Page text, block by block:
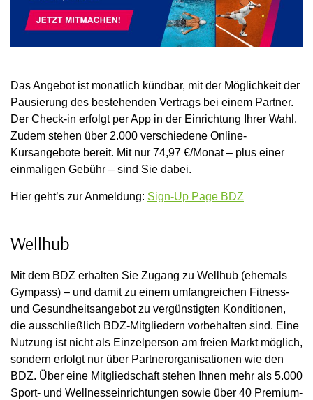
Das Angebot ist monatlich kündbar, mit der Möglichkeit der
Pausierung des bestehenden Vertrags bei einem Partner.
Der Check-in erfolgt per App in der Einrichtung Ihrer Wahl.
Zudem stehen über 2.000 verschiedene Online-
Kursangebote bereit. Mit nur 74,97 €/Monat – plus einer
einmaligen Gebühr – sind Sie dabei.
Hier geht’s zur Anmeldung: Sign-Up Page BDZ
Wellhub
Mit dem BDZ erhalten Sie Zugang zu Wellhub (ehemals
Gympass) – und damit zu einem umfangreichen Fitness-
und Gesundheitsangebot zu vergünstigten Konditionen,
die ausschließlich BDZ-Mitgliedern vorbehalten sind. Eine
Nutzung ist nicht als Einzelperson am freien Markt möglich,
sondern erfolgt nur über Partnerorganisationen wie den
BDZ. Über eine Mitgliedschaft stehen Ihnen mehr als 5.000
Sport- und Wellnesseinrichtungen sowie über 40 Premium-